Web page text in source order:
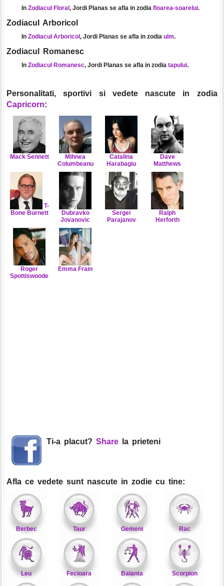
In Zodiacul Floral , Jordi Planas se afla in zodia floarea-soarelui.
Zodiacul Arboricol
In Zodiacul Arboricol , Jordi Planas se afla in zodia ulm.
Zodiacul Romanesc
In Zodiacul Romanesc, Jordi Planas se afla in zodia tapului.
Personalitati, sportivi si vedete nascute in zodia
Capricorn:
Mack Sennett
Mihnea
Columbeanu
Catalina
Harabagiu
Dave
Matthews
T-
Bone Burnett
Dubravko
Jovanovic
Sergei
Parajanov
Ralph
Herforth
Roger
Spottiswoode
Emma Frain
Ti-a placut? Share la prieteni
Afla ce vedete sunt nascute in zodie cu tine:
Berbec Taur Gemeni Rac
Leu Fecioara Balanta Scorpion